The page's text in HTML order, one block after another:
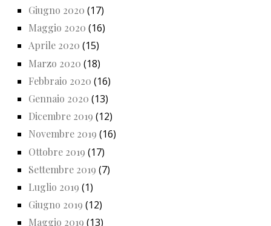
Giugno 2020 (17)
Maggio 2020 (16)
Aprile 2020 (15)
Marzo 2020 (18)
Febbraio 2020 (16)
Gennaio 2020 (13)
Dicembre 2019 (12)
Novembre 2019 (16)
Ottobre 2019 (17)
Settembre 2019 (7)
Luglio 2019 (1)
Giugno 2019 (12)
Maggio 2019 (13)